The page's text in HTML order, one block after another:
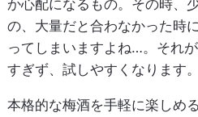
か心配になるもの。その時、
の、大量だと合わなかった時
ってしまいますよね…。それ
すぎず、試しやすくなります。
本格的な梅酒を手軽に楽しめ